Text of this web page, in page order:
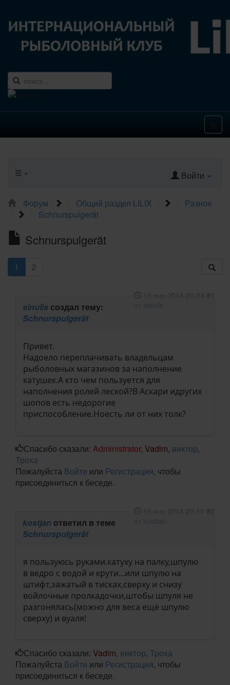
Войти
Форум Общий раздел LILIX
Разное
Schnurspulgerät
Schnurspulgerät
1 2
16 янв 2014 20:04 #1
sinulis
sinulis создал тему:
Schnurspulgerät
Привет.
Надоело переплачивать владельцам
рыболовных магазинов за наполнение
катушек.А кто чем пользуется для
наполнения ролей леской?В Аскари идругих
шопов есть недорогие
приспособление.Ноесть ли от них толк?
Спасибо сказали: Administrator, Vadim, виктор,
Троха
Пожалуйста Войти или Регистрация, чтобы
присоединиться к беседе.
16 янв 2014 20:10 #2
kostjan
kostjan ответил в теме
Schnurspulgerät
я пользуюсь руками.катуху на палку,шпулю
в ведро с водой и крути...или шпулю на
штифт,зажатый в тисках,сверху и снизу
войлочные пролкадочки,штобы шпуля не
разгонялась(можно для веса ещё шпулю
сверху) и вуаля!
Спасибо сказали: Vadim, виктор, Троха
Пожалуйста Войти или Регистрация, чтобы
присоединиться к беседе.